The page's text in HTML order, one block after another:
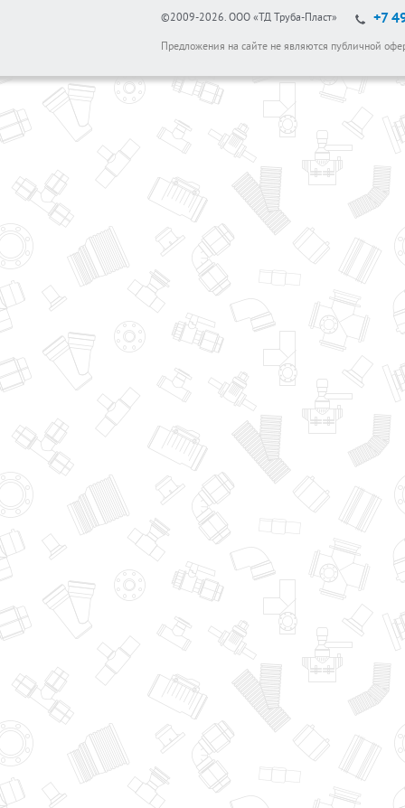
©2009-2026. ООО «ТД Труба-Пласт» +7
Предложения на сайте не являются публичной